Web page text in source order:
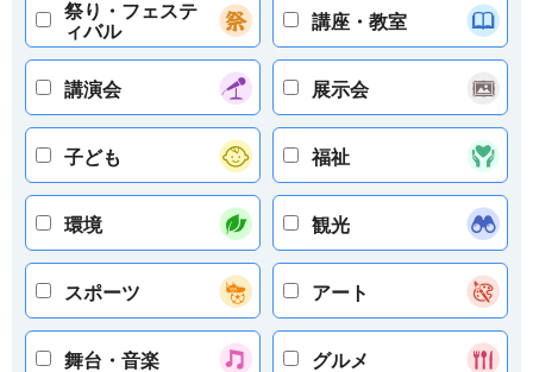
祭り・フェステ
ィバル
講座・教室
講演会 展示会
子ども 福祉
環境 観光
スポーツ アート
舞台・音楽 グルメ